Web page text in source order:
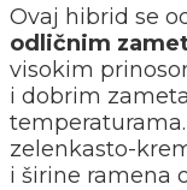
Ovaj hibrid se
odličnim
visokim
i dobrim
zelenkasto-
i širine ramena